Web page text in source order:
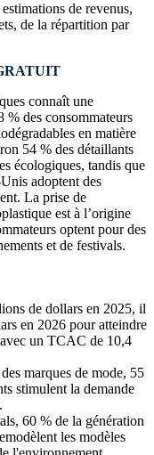
de revenus,
de la répartition par
connaît une
% des consommateurs
en matière
54 % des détaillants
écologiques, tandis que
adoptent des
La prise de
est à l’origine
optent pour des
et de festivals.
de dollars en 2025, il
en 2026 pour atteindre
un TCAC de 10,4
marques de mode, 55
stimulent la demande
60 % de la génération
les modèles